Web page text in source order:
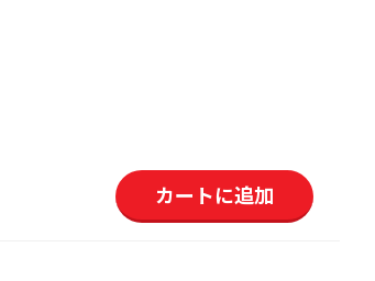
カートに追加